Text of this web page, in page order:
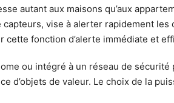
autant aux maisons qu’aux
capteurs, vise à alerter rapidement
cette fonction d’alerte immédiate et
ou intégré à un réseau de
d’objets de valeur. Le choix de la